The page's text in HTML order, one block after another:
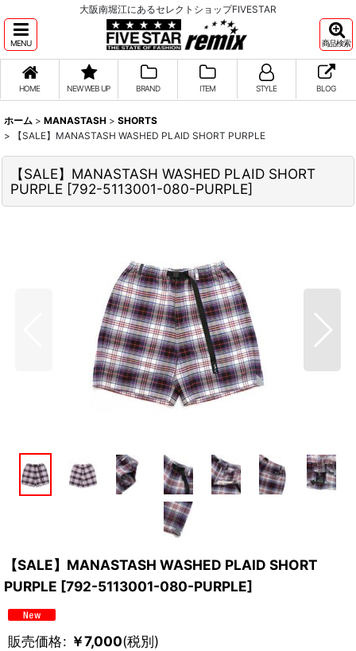
大阪南堀江にあるセレクトショップFIVESTAR
MENU 商品検索
HOME NEW WEB UP BRAND ITEM STYLE BLOG
ホーム > MANASTASH > SHORTS
>
【SALE】MANASTASH WASHED PLAID SHORT PURPLE
【SALE】MANASTASH WASHED PLAID SHORT
PURPLE [792-5113001-080-PURPLE]
【SALE】MANASTASH WASHED PLAID SHORT
PURPLE [792-5113001-080-PURPLE]
販売価格: ￥7,000(税別)